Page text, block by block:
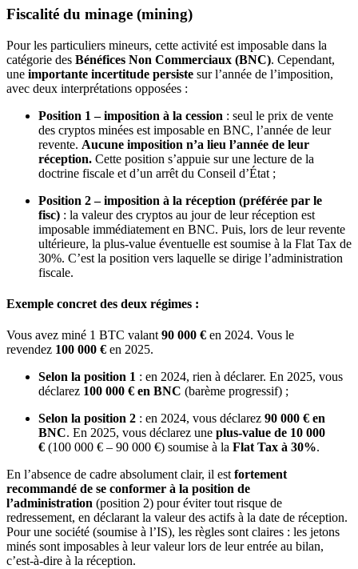
Fiscalité du minage (mining)
Pour les particuliers mineurs, cette activité est imposable dans la
catégorie des Bénéfices Non Commerciaux (BNC). Cependant,
une importante incertitude persiste sur l’année de l’imposition,
avec deux interprétations opposées :
Position 1 – imposition à la cession : seul le prix de vente
des cryptos minées est imposable en BNC, l’année de leur
revente. Aucune imposition n’a lieu l’année de leur
réception. Cette position s’appuie sur une lecture de la
doctrine fiscale et d’un arrêt du Conseil d’État ;
Position 2 – imposition à la réception (préférée par le
fisc) : la valeur des cryptos au jour de leur réception est
imposable immédiatement en BNC. Puis, lors de leur revente
ultérieure, la plus-value éventuelle est soumise à la Flat Tax de
30%. C’est la position vers laquelle se dirige l’administration
fiscale.
Exemple concret des deux régimes :
Vous avez miné 1 BTC valant90 000 € en 2024. Vous le
revendez 100 000 € en 2025.
Selon la position 1 : en 2024, rien à déclarer. En 2025, vous
déclarez 100 000 € en BNC (barème progressif) ;
Selon la position 2 : en 2024, vous déclarez 90 000 € en
BNC. En 2025, vous déclarez une plus-value de 10 000
€ (100 000 € – 90 000 €) soumise à la Flat Tax à 30%.
En l’absence de cadre absolument clair, il estfortement
recommandé de se conformer à la position de
l’administration (position 2) pour éviter tout risque de
redressement, en déclarant la valeur des actifs à la date de réception.
Pour une société (soumise à l’IS), les règles sont claires : les jetons
minés sont imposables à leur valeur lors de leur entrée au bilan,
c’est-à-dire à la réception.